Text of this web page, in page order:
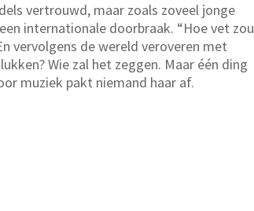
vertrouwd, maar zoals zoveel jonge
internationale doorbraak. “Hoe vet zou
vervolgens de wereld veroveren met
Wie zal het zeggen. Maar één ding
muziek pakt niemand haar af.